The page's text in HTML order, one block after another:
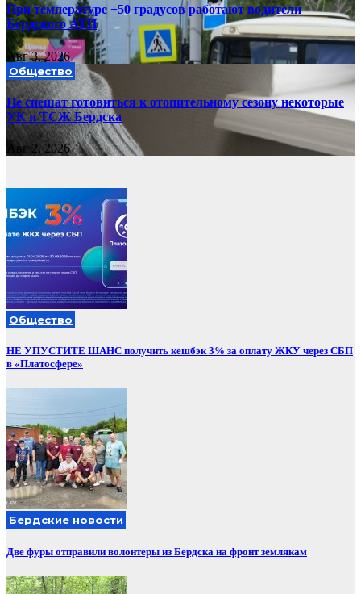
При температуре +50 градусов работают водители
Бердского АТП
Авг 3, 2026
Общество
Не спешат готовиться к отопительному сезону некоторые
УК и ТСЖ Бердска
Авг 2, 2026
Общество
НЕ УПУСТИТЕ ШАНС получить кешбэк 3% за оплату ЖКУ через СБП
в «Платосфере»
Бердские новости
Две фуры отправили волонтеры из Бердска на фронт землякам